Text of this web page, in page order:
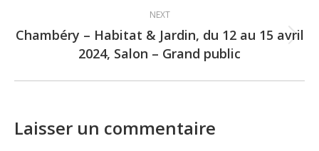
NEXT
Next
post:
Chambéry – Habitat & Jardin, du 12 au 15 avril
2024, Salon – Grand public
Laisser un commentaire